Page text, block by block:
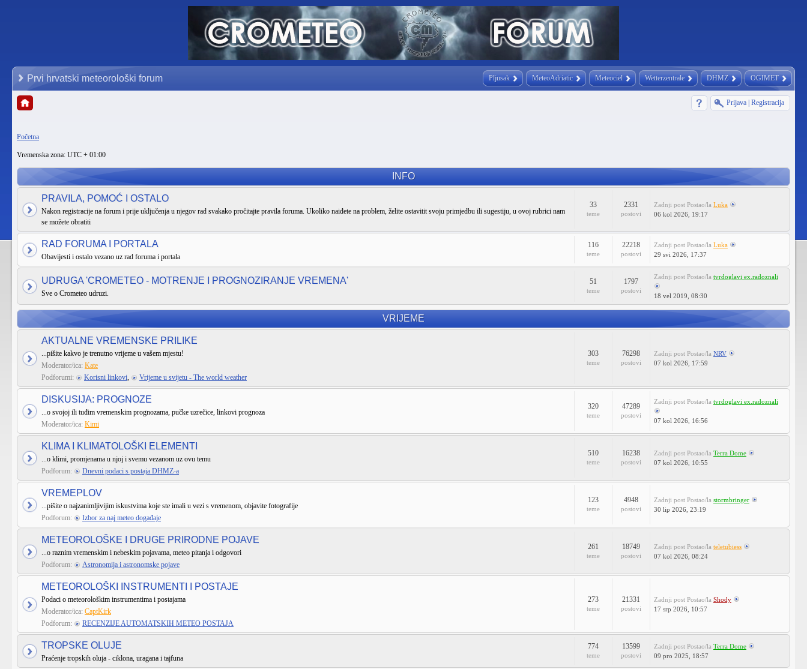
Pljusak MeteoAdriatic Meteociel Wetterzentrale DHMZ OGIMET
Prvi hrvatski meteorološki forum
Prijava Registracija
Početna
Vremenska zona: UTC + 01:00
INFO
PRAVILA, POMOĆ I OSTALO
Nakon registracije na forum i prije uključenja u njegov rad svakako pročitajte pravila foruma. Ukoliko naiđete na problem, želite ostavitit svoju primjedbu ili sugestiju, u ovoj rubrici nam
se možete obratiti
33
teme
2331
postovi
Zadnji post Postao/la Luka
06 kol 2026, 19:17
RAD FORUMA I PORTALA
Obavijesti i ostalo vezano uz rad foruma i portala
116
teme
22218
postovi
Zadnji post Postao/la Luka
29 svi 2026, 17:37
UDRUGA 'CROMETEO - MOTRENJE I PROGNOZIRANJE VREMENA'
Sve o Crometeo udruzi.
51
teme
1797
postovi
Zadnji post Postao/la tvrdoglavi ex.radoznali
18 vel 2019, 08:30
VRIJEME
AKTUALNE VREMENSKE PRILIKE
...pišite kakvo je trenutno vrijeme u vašem mjestu!
Moderator/ica: Kate
Podforumi:
Korisni linkovi, Vrijeme u svijetu - The world weather
303
teme
76298
postovi
Zadnji post Postao/la NRV
07 kol 2026, 17:59
DISKUSIJA: PROGNOZE
...o svojoj ili tuđim vremenskim prognozama, pučke uzrečice, linkovi prognoza
Moderator/ica: Kimi
320
teme
47289
postovi
Zadnji post Postao/la tvrdoglavi ex.radoznali
07 kol 2026, 16:56
KLIMA I KLIMATOLOŠKI ELEMENTI
...o klimi, promjenama u njoj i svemu vezanom uz ovu temu
Podforum:
Dnevni podaci s postaja DHMZ-a
510
teme
16238
postovi
Zadnji post Postao/la Terra Dome
07 kol 2026, 10:55
VREMEPLOV
...pišite o najzanimljivijim iskustvima koje ste imali u vezi s vremenom, objavite fotografije
Podforum:
Izbor za naj meteo događaje
123
teme
4948
postovi
Zadnji post Postao/la stormbringer
30 lip 2026, 23:19
METEOROLOŠKE I DRUGE PRIRODNE POJAVE
...o raznim vremenskim i nebeskim pojavama, meteo pitanja i odgovori
Podforum:
Astronomija i astronomske pojave
261
teme
18749
postovi
Zadnji post Postao/la teletubiess
07 kol 2026, 08:24
METEOROLOŠKI INSTRUMENTI I POSTAJE
Podaci o meteorološkim instrumentima i postajama
Moderator/ica: CaptKirk
Podforum:
RECENZIJE AUTOMATSKIH METEO POSTAJA
273
teme
21331
postovi
Zadnji post Postao/la Shody
17 srp 2026, 10:57
TROPSKE OLUJE
Praćenje tropskih oluja - ciklona, uragana i tajfuna
774
teme
13599
postovi
Zadnji post Postao/la Terra Dome
09 pro 2025, 18:57